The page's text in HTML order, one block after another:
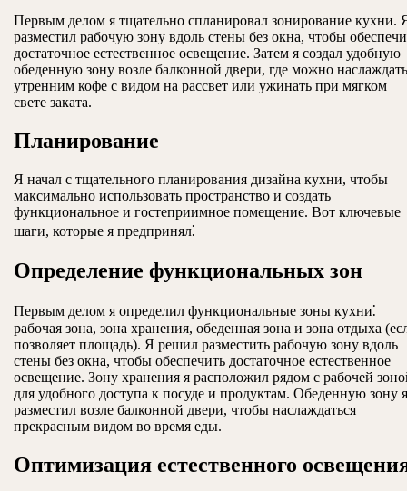
Первым делом я тщательно спланировал зонирование кухни.
разместил рабочую зону вдоль стены без окна, чтобы
достаточное естественное освещение. Затем я создал удобную
обеденную зону возле балконной двери, где можно
утренним кофе с видом на рассвет или ужинать при мягком
свете заката.
Планирование
Я начал с тщательного планирования дизайна кухни, чтобы
максимально использовать пространство и создать
функциональное и гостеприимное помещение. Вот ключевые
шаги, которые я предпринял⁚
Определение функциональных зон
Первым делом я определил функциональные зоны кухни⁚
рабочая зона, зона хранения, обеденная зона и зона отдыха
позволяет площадь). Я решил разместить рабочую зону вдоль
стены без окна, чтобы обеспечить достаточное естественное
освещение. Зону хранения я расположил рядом с рабочей
для удобного доступа к посуде и продуктам. Обеденную зону я
разместил возле балконной двери, чтобы наслаждаться
прекрасным видом во время еды.
Оптимизация естественного